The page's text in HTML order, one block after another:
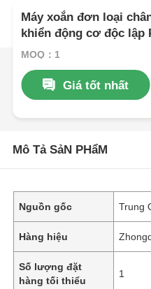
Máy xoắn đơn loại
khiển động cơ độc lập
MOQ：1
Giá tốt nhất
Mô Tả SảN PHẩM
Nguồn gốc Trung
Hàng hiệu
Số lượng đặt
hàng tối thiểu
1